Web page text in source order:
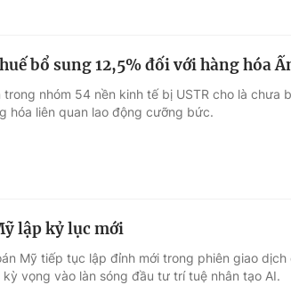
Du lịch
Làm đẹp
Chất lượng cuộc sống
bổ sung 12,5% đối với hàng hóa
trong nhóm 54 nền kinh tế bị USTR cho là chưa
hóa liên quan lao động cưỡng bức.
lập kỷ lục mới
Mỹ tiếp tục lập đỉnh mới trong phiên giao
vọng vào làn sóng đầu tư trí tuệ nhân tạo AI.